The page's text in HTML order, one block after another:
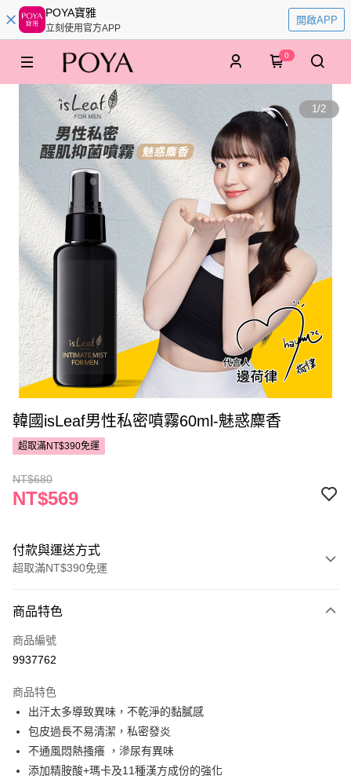
POYA寶雅
立刻使用官方APP
開啟APP
0
1/2
韓國isLeaf男性私密噴霧60ml-魅惑麋香
超取滿NT$390免運
NT$680
NT$569
付款與運送方式
超取滿NT$390免運
POYA支付
信用卡一次付款
LINE Pay
Apple Pay
街口支付
商品特色
商品編號
9937762
商品特色
出汗太多導致異味，不乾淨的黏膩感
包皮過長不易清潔，私密發炎
不通風悶熱搔癢 ，滲尿有異味
添加精胺酸+瑪卡及11種漢方成份的強化